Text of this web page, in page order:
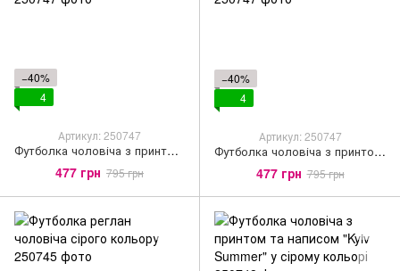
−40%
4
Артикул: 250747
Футболка чоловіча з принтом та написом у світло-бежевому кольорі
477 грн 795 грн
−40%
4
Артикул: 250747
Футболка чоловіча з принтом та написом у помаранчевому кольорі
477 грн 795 грн